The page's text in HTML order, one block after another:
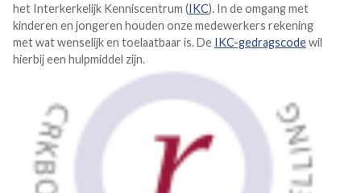
het Interkerkelijk Kenniscentrum (IKC). In de omgang met
kinderen en jongeren houden onze medewerkers rekening
met wat wenselijk en toelaatbaar is. De IKC-gedragscodewil
hierbij een hulpmiddel zijn.